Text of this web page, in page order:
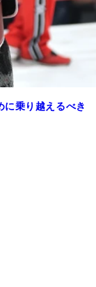
に乗り越えるべき